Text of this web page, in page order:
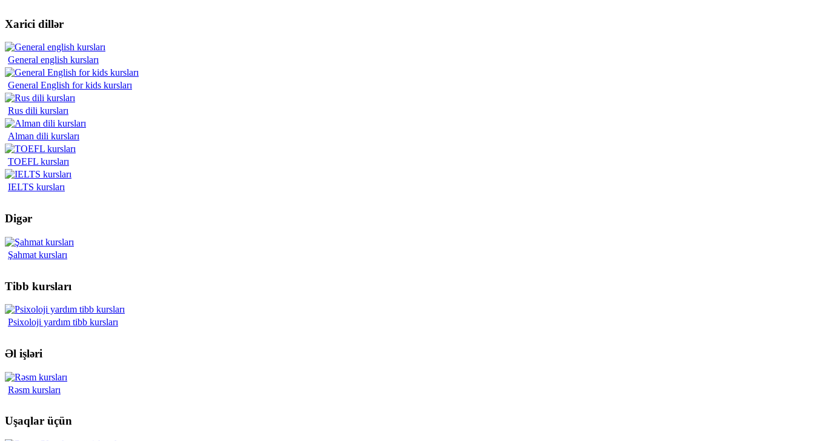
Xarici dillər
General english kursları
General English for kids kursları
Rus dili kursları
Alman dili kursları
TOEFL kursları
IELTS kursları
Digər
Şahmat kursları
Tibb kursları
Psixoloji yardım tibb kursları
Əl işləri
Rəsm kursları
Uşaqlar üçün